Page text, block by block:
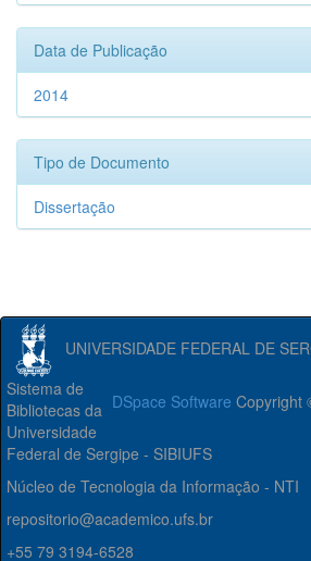
Data de Publicação
2014
Tipo de Documento
Dissertação
UNIVERSIDADE FEDERAL DE
DSpace Software Copyright
Sistema de
Bibliotecas da
Universidade
Federal de Sergipe - SIBIUFS
Núcleo de Tecnologia da Informação - NTI
repositorio@academico.ufs.br
+55 79 3194-6528